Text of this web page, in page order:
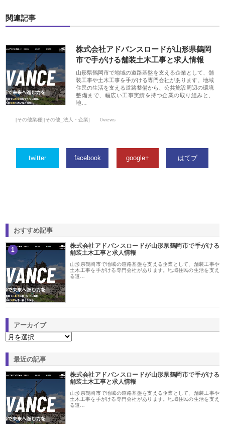
関連記事
株式会社アドバンスロードが山形県鶴岡
市で手がける舗装土木工事と求人情報
山形県鶴岡市で地域の道路基盤を支える企業として、舗
装工事や土木工事を手がける専門会社があります。地域
住民の生活を支える道路整備から、公共施設周辺の環境
整備まで、幅広い工事実績を持つ企業の取り組みと、
地…
[その他業種][その他_法人・企業] 0views
twitter facebook google+ はてブ
おすすめ記事
1
株式会社アドバンスロードが山形県鶴岡市で手がける
舗装土木工事と求人情報
山形県鶴岡市で地域の道路基盤を支える企業として、舗装工事や
土木工事を手がける専門会社があります。地域住民の生活を支え
る道…
アーカイブ
最近の記事
株式会社アドバンスロードが山形県鶴岡市で手がける
舗装土木工事と求人情報
山形県鶴岡市で地域の道路基盤を支える企業として、舗装工事や
土木工事を手がける専門会社があります。地域住民の生活を支え
る道…